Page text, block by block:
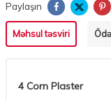
Paylaşın
Məhsul təsviri
4 Corn Plaster